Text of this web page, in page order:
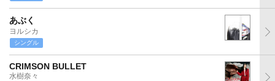
あぶく
ヨルシカ
シングル
CRIMSON BULLET
水樹奈々